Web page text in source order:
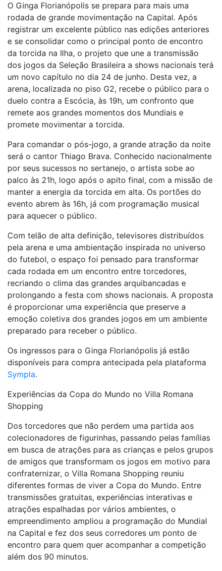
O Ginga Florianópolis se prepara para mais uma
rodada de grande movimentação na Capital. Após
registrar um excelente público nas edições anteriores
e se consolidar como o principal ponto de encontro
da torcida na Ilha, o projeto que une a transmissão
dos jogos da Seleção Brasileira a shows nacionais terá
um novo capítulo no dia 24 de junho. Desta vez, a
arena, localizada no piso G2, recebe o público para o
duelo contra a Escócia, às 19h, um confronto que
remete aos grandes momentos dos Mundiais e
promete movimentar a torcida.
Para comandar o pós-jogo, a grande atração da noite
será o cantor Thiago Brava. Conhecido nacionalmente
por seus sucessos no sertanejo, o artista sobe ao
palco às 21h, logo após o apito final, com a missão de
manter a energia da torcida em alta. Os portões do
evento abrem às 16h, já com programação musical
para aquecer o público.
Com telão de alta definição, televisores distribuídos
pela arena e uma ambientação inspirada no universo
do futebol, o espaço foi pensado para transformar
cada rodada em um encontro entre torcedores,
recriando o clima das grandes arquibancadas e
prolongando a festa com shows nacionais. A proposta
é proporcionar uma experiência que preserve a
emoção coletiva dos grandes jogos em um ambiente
preparado para receber o público.
Os ingressos para o Ginga Florianópolis já estão
disponíveis para compra antecipada pela plataforma
Sympla.
Experiências da Copa do Mundo no Villa Romana
Shopping
Dos torcedores que não perdem uma partida aos
colecionadores de figurinhas, passando pelas famílias
em busca de atrações para as crianças e pelos grupos
de amigos que transformam os jogos em motivo para
confraternizar, o Villa Romana Shopping reuniu
diferentes formas de viver a Copa do Mundo. Entre
transmissões gratuitas, experiências interativas e
atrações espalhadas por vários ambientes, o
empreendimento ampliou a programação do Mundial
na Capital e fez dos seus corredores um ponto de
encontro para quem quer acompanhar a competição
além dos 90 minutos.